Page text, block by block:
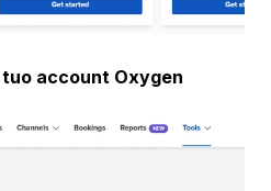
account Oxygen